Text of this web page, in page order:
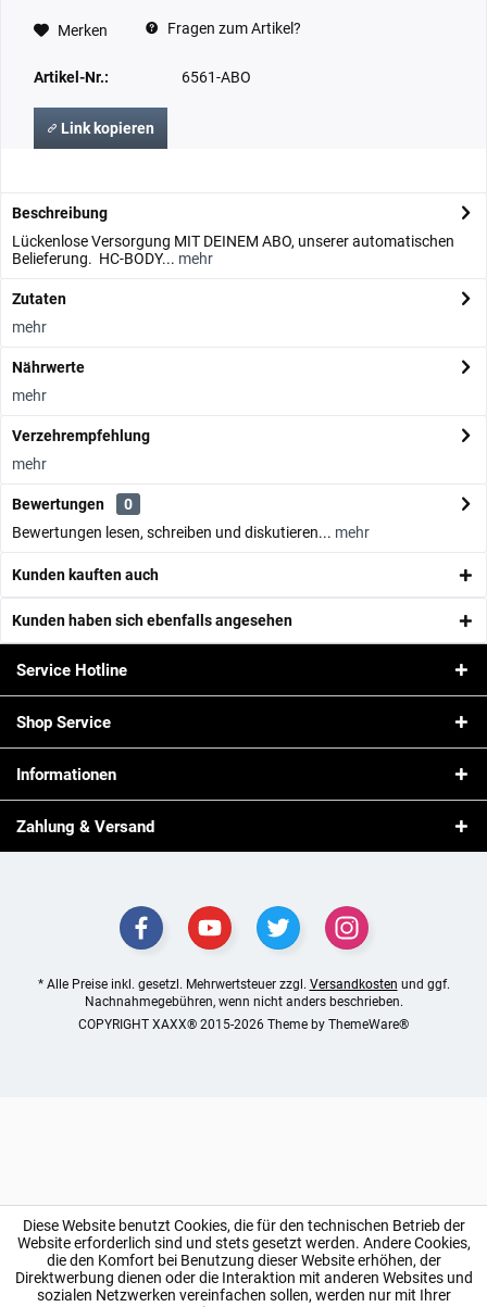
Merken Fragen zum Artikel?
Artikel-Nr.: 6561-ABO
Link kopieren
Beschreibung
Lückenlose Versorgung MIT DEINEM ABO, unserer automatischen
Belieferung. HC-BODY... mehr
Zutaten
mehr
Nährwerte
mehr
Verzehrempfehlung
mehr
Bewertungen
0
Bewertungen lesen, schreiben und diskutieren... mehr
Kunden kauften auch
Kunden haben sich ebenfalls angesehen
Service Hotline
Shop Service
Informationen
Zahlung & Versand
* Alle Preise inkl. gesetzl. Mehrwertsteuer zzgl. Versandkosten und ggf.
Nachnahmegebühren, wenn nicht anders beschrieben.
COPYRIGHT XAXX® 2015-2026 Theme by ThemeWare®
Diese Website benutzt Cookies, die für den technischen Betrieb der
Website erforderlich sind und stets gesetzt werden. Andere Cookies,
die den Komfort bei Benutzung dieser Website erhöhen, der
Direktwerbung dienen oder die Interaktion mit anderen Websites und
sozialen Netzwerken vereinfachen sollen, werden nur mit Ihrer